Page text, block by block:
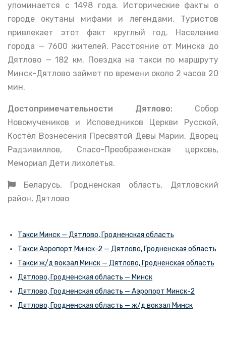
упоминается с 1498 года. Исторические факты о
городе окутаны мифами и легендами. Туристов
привлекает этот факт круглый год. Население
города — 7600 жителей. Расстояние от Минска до
Дятлово — 182 км. Поездка на такси по маршруту
Минск-Дятлово займет по времени около 2 часов 20
мин.
Достопримечательности Дятлово: Собор
Новомучеников и Исповедников Церкви Русской,
Костёл Вознесения Пресвятой Девы Марии, Дворец
Радзивиллов, Спасо-Преображенская церковь,
Мемориал Дети лихолетья.
Беларусь, Гродненская область, Дятловский
район, Дятлово
Такси Минск — Дятлово, Гродненская область
Такси Аэропорт Минск-2 — Дятлово, Гродненская область
Такси ж/д вокзал Минск — Дятлово, Гродненская область
Дятлово, Гродненская область — Минск
Дятлово, Гродненская область — Аэропорт Минск-2
Дятлово, Гродненская область — ж/д вокзал Минск